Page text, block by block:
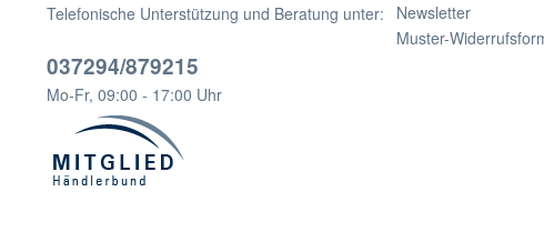
Telefonische Unterstützung und Beratung unter:
037294/879215
Mo-Fr, 09:00 - 17:00 Uhr
Newsletter
Muster-